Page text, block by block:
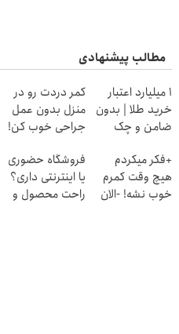
مطالب پیشنهادی
۱ میلیارد اعتبار
خرید طلا | بدون
ضامن و چک
کمر دردت رو در
منزل بدون عمل
جراحی خوب کن!
+فکر میکردم
هیچ وقت کمرم
خوب نشه! -الان
فروشگاه حضوری
یا اینترنتی داری؟
راحت محصول و